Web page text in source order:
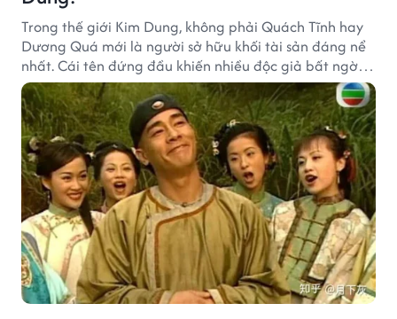
Trong thế giới Kim Dung, không phải Quách Tĩnh hay
Dương Quá mới là người sở hữu khối tài sản đáng nể
nhất. Cái tên đứng đầu khiến nhiều độc giả bất ngờ
bởi xuất thân của nhân vật này hoàn toàn không
giống một đại hiệp.